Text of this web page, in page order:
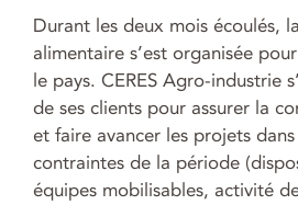
Durant les deux mois écoulés,
alimentaire s’est organisée
le pays. CERES Agro-industrie
de ses clients pour assurer la
et faire avancer les projets
contraintes de la période
équipes mobilisables, activité